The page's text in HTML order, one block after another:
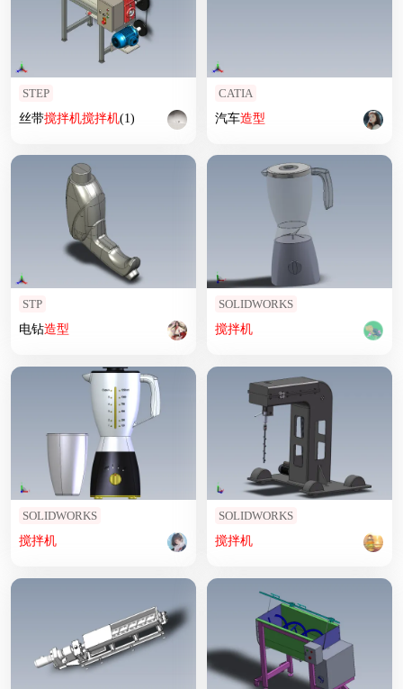
STEP
丝带搅拌机搅拌机(1)
CATIA
汽车造型
STP
电钻造型
SOLIDWORKS
搅拌机
SOLIDWORKS
搅拌机
SOLIDWORKS
搅拌机